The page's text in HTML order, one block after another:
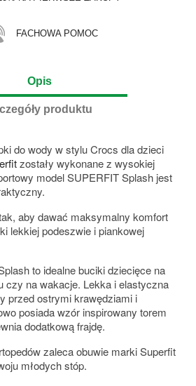
FACHOWA POMOC
Opis
produktu
do wody w stylu Crocs dla dzieci
zostały wykonane z wysokiej
model SUPERFIT Splash jest
aby dawać maksymalny komfort
lekkiej podeszwie i piankowej
to idealne buciki dziecięce na
czy na wakacje. Lekka i elastyczna
przed ostrymi krawędziami i
posiada wzór inspirowany torem
dodatkową frajdę.
zaleca obuwie marki Superfit
młodych stóp.